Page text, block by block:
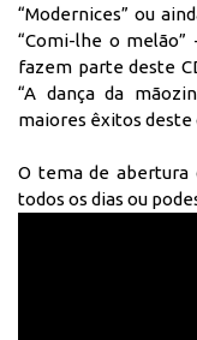
“Modernices” ou
“Comi-lhe o melão”
fazem parte deste
“A dança da
maiores êxitos deste
O tema de abertura
todos os dias ou